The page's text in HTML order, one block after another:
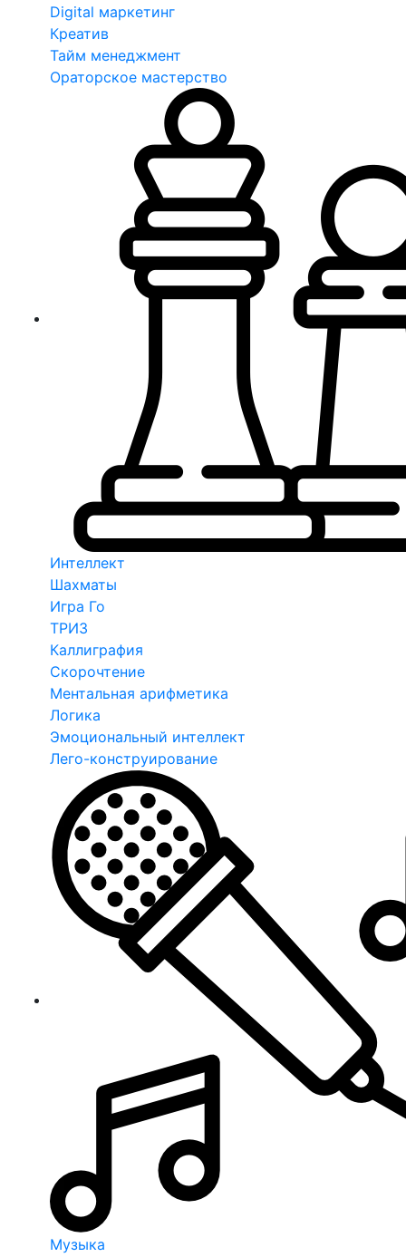
Digital маркетинг
Креатив
Тайм менеджмент
Ораторское мастерство
Интеллект
Шахматы
Игра Го
ТРИЗ
Каллиграфия
Скорочтение
Ментальная арифметика
Логика
Эмоциональный интеллект
Лего-конструирование
Музыка